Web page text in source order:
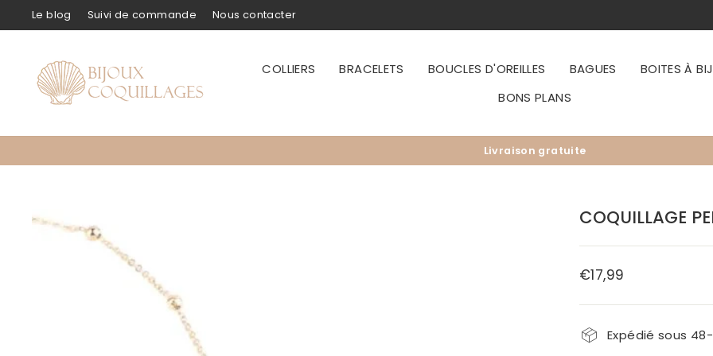
PasserLe blog Suivi de commande Nous contacter
COLLIERS BRACELETS BOUCLES D'OREILLES BAGUES BOITES À
BONS PLANS
Diaporama
Livraison gratuite
COQUILLAGE
Prix
€17,99
Expédié sous